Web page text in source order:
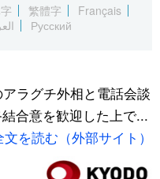
Русский
繁體字
Français
Русский
ラグチ外相と電話会談
合意を歓迎した上で...
を読む（外部サイト）